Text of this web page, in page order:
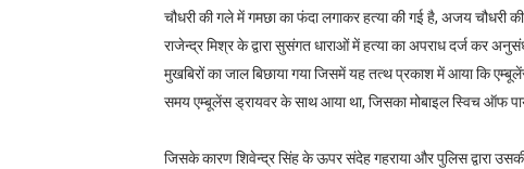
चौधरी की गले में गमछा का फंदा लगाकर हत्या की गई है, अजय चौधरी
राजेन्द्र मिश्र के द्वारा सुसंगत धाराओं में हत्या का अपराध दर्ज कर
मुखबिरों का जाल बिछाया गया जिसमें यह तत्थ प्रकाश में आया कि
समय एम्बूलेंस ड्रायवर के साथ आया था, जिसका मोबाइल स्विच ऑफ
जिसके कारण शिवेन्द्र सिंह के ऊपर संदेह गहराया और पुलिस द्वारा